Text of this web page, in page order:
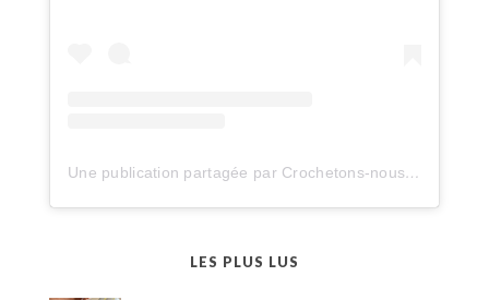
Une publication partagée par Crochetons-nous dans les bois (@crochetonsnousdanslesbois)
LES PLUS LUS